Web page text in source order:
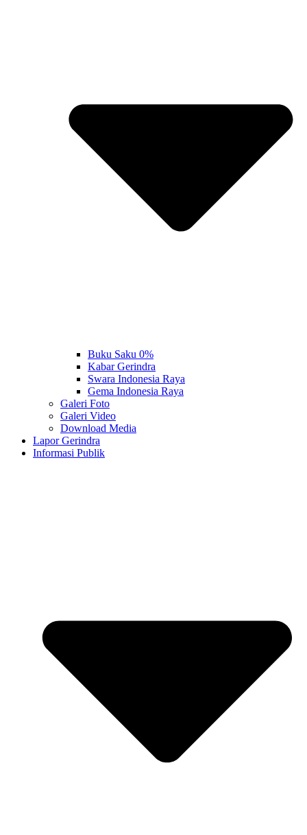
Buku Saku 0%
Kabar Gerindra
Swara Indonesia Raya
Gema Indonesia Raya
Galeri Foto
Galeri Video
Download Media
Lapor Gerindra
Informasi Publik